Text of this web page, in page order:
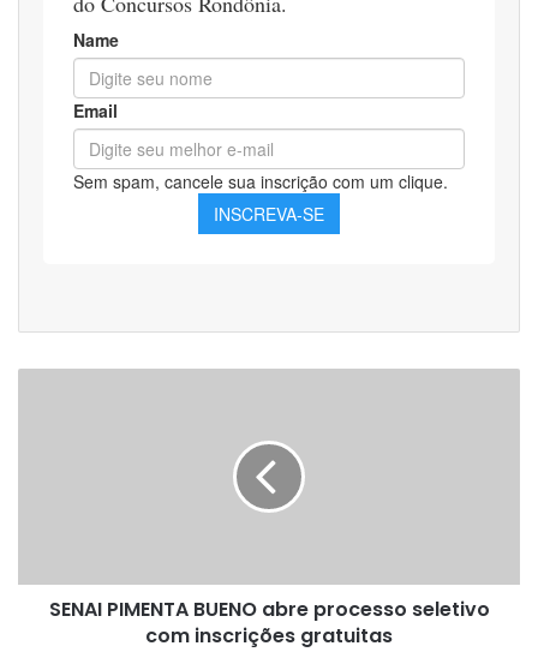
gratuitas
SENAI PIMENTA BUENO abre processo seletivo
com inscrições gratuitas